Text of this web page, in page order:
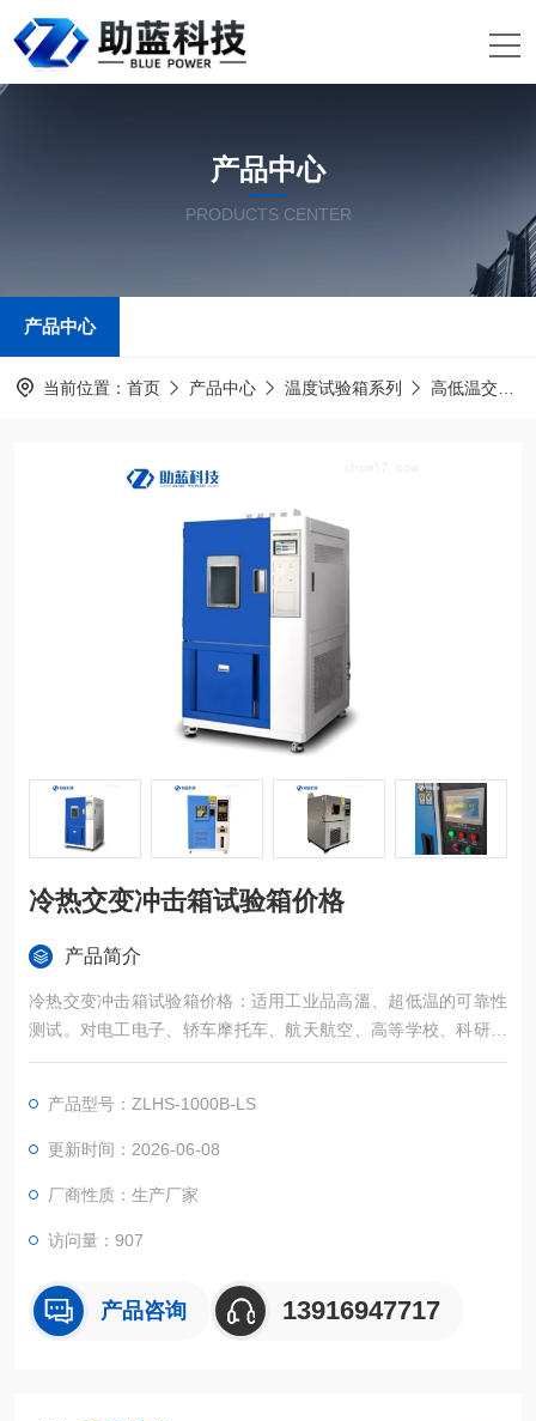
产品中心
PRODUCTS CENTER
产品中心
当前位置： 首页 产品中心 温度试验箱系列 高低温交变湿热试验箱
冷热交变冲击箱试验箱价格
产品简介
冷热交变冲击箱试验箱价格：适用工业品高溫、超低温的可靠性
测试。对电工电子、轿车摩托车、航天航空、高等学校、科研机
构等相关产品的零部件及原材料在高溫、超低温（交替变化）循
产品型号：ZLHS-1000B-LS
更新时间：2026-06-08
厂商性质：生产厂家
访问量：907
产品咨询 13916947717